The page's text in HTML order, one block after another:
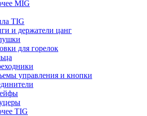
MIG
TIG
и держатели цанг
для горелок
управления и кнопки
TIG